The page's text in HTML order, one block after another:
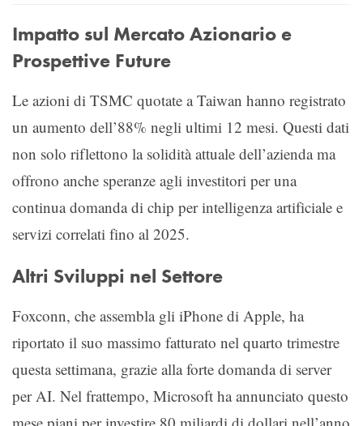
Impatto sul Mercato Azionario e
Prospettive Future
Le azioni di TSMC quotate a Taiwan hanno registrato
un aumento dell’88% negli ultimi 12 mesi. Questi dati
non solo riflettono la solidità attuale dell’azienda ma
offrono anche speranze agli investitori per una
continua domanda di chip per intelligenza artificiale e
servizi correlati fino al 2025.
Altri Sviluppi nel Settore
Foxconn, che assembla gli iPhone di Apple, ha
riportato il suo massimo fatturato nel quarto trimestre
questa settimana, grazie alla forte domanda di server
per AI. Nel frattempo, Microsoft ha annunciato questo